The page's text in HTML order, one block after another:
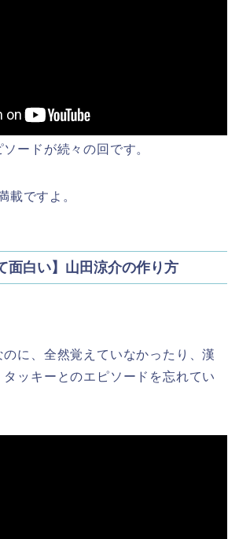
ードが続々の回です。
載ですよ。
面白い】山田涼介の作り方
に、全然覚えていなかったり、漢
ッキーとのエピソードを忘れてい